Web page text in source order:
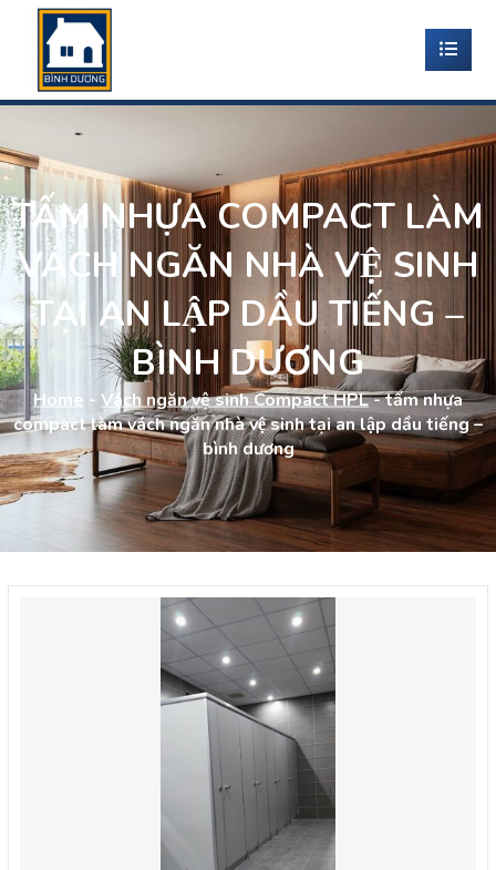
TẤM NHỰA COMPACT LÀM
VÁCH NGĂN NHÀ VỆ SINH
TẠI AN LẬP DẦU TIẾNG –
BÌNH DƯƠNG
Home - Vách ngăn vệ sinh Compact HPL-tấm nhựa
compact làm vách ngăn nhà vệ sinh tại an lập dầu tiếng –
bình dương